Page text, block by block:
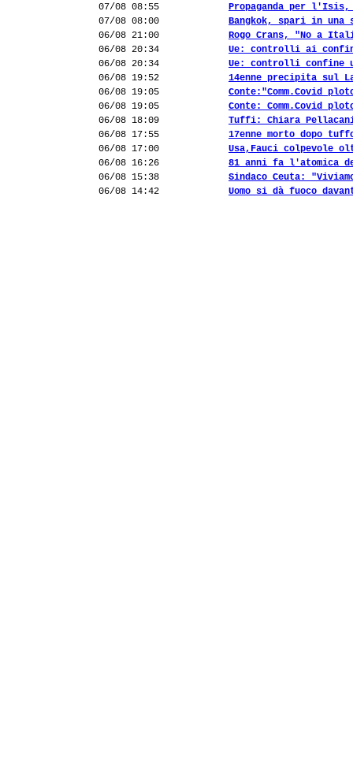
07/08 08:55
Propaganda per l'Isis,
07/08 08:00
Bangkok, spari in
06/08 21:00
Rogo Crans, "No a
06/08 20:34
Ue: controlli ai
06/08 20:34
Ue: controlli confine
06/08 19:52
14enne precipita sul
06/08 19:05
Conte:"Comm.Covid
06/08 19:05
Conte: Comm.Covid
06/08 18:09
Tuffi: Chiara
06/08 17:55
17enne morto dopo
06/08 17:00
Usa,Fauci colpevole
06/08 16:26
81 anni fa l'atomica
06/08 15:38
Sindaco Ceuta:
06/08 14:42
Uomo si dà fuoco